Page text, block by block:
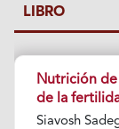
LIBRO
Nutrición
de la
Siavosh